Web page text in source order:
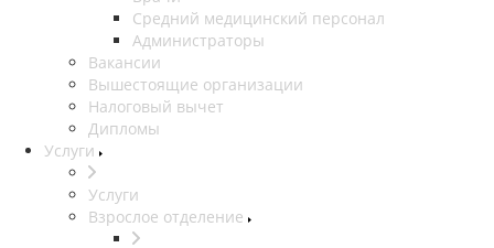
Средний медицинский персонал
Администраторы
Вакансии
Вышестоящие организации
Налоговый вычет
Дипломы
Услуги
Услуги
Взрослое отделение